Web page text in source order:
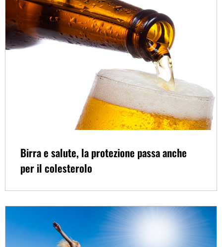
Birra e salute, la protezione passa anche
per il colesterolo